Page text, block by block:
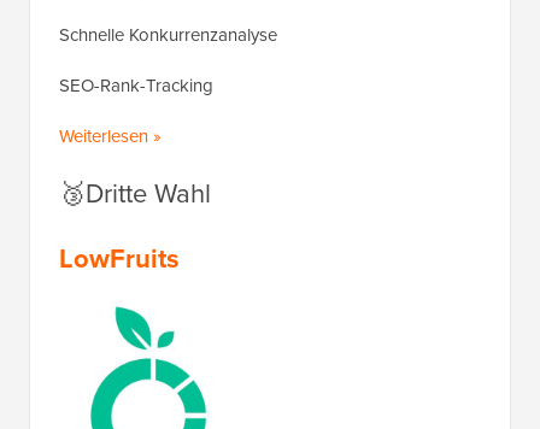
Schnelle Konkurrenzanalyse
SEO-Rank-Tracking
Weiterlesen »
🥉Dritte Wahl
LowFruits